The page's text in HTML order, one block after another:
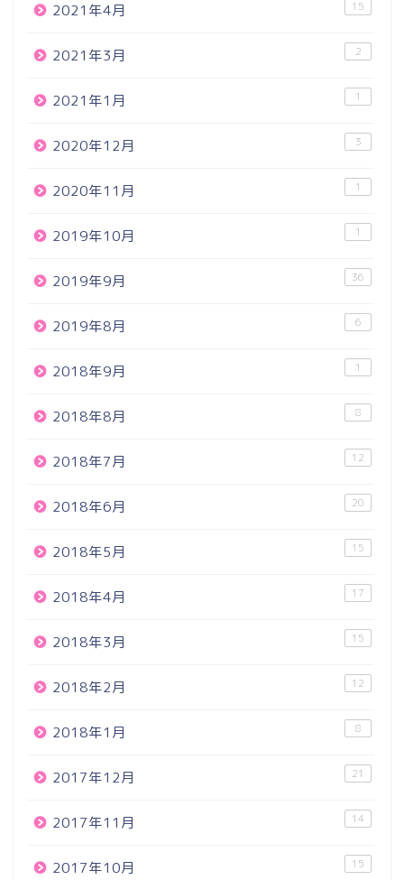
2021年4月 15
2021年3月 2
2021年1月 1
2020年12月 3
2020年11月 1
2019年10月 1
2019年9月 36
2019年8月 6
2018年9月 1
2018年8月 8
2018年7月 12
2018年6月 20
2018年5月 15
2018年4月 17
2018年3月 15
2018年2月 12
2018年1月 8
2017年12月 21
2017年11月 14
2017年10月 15